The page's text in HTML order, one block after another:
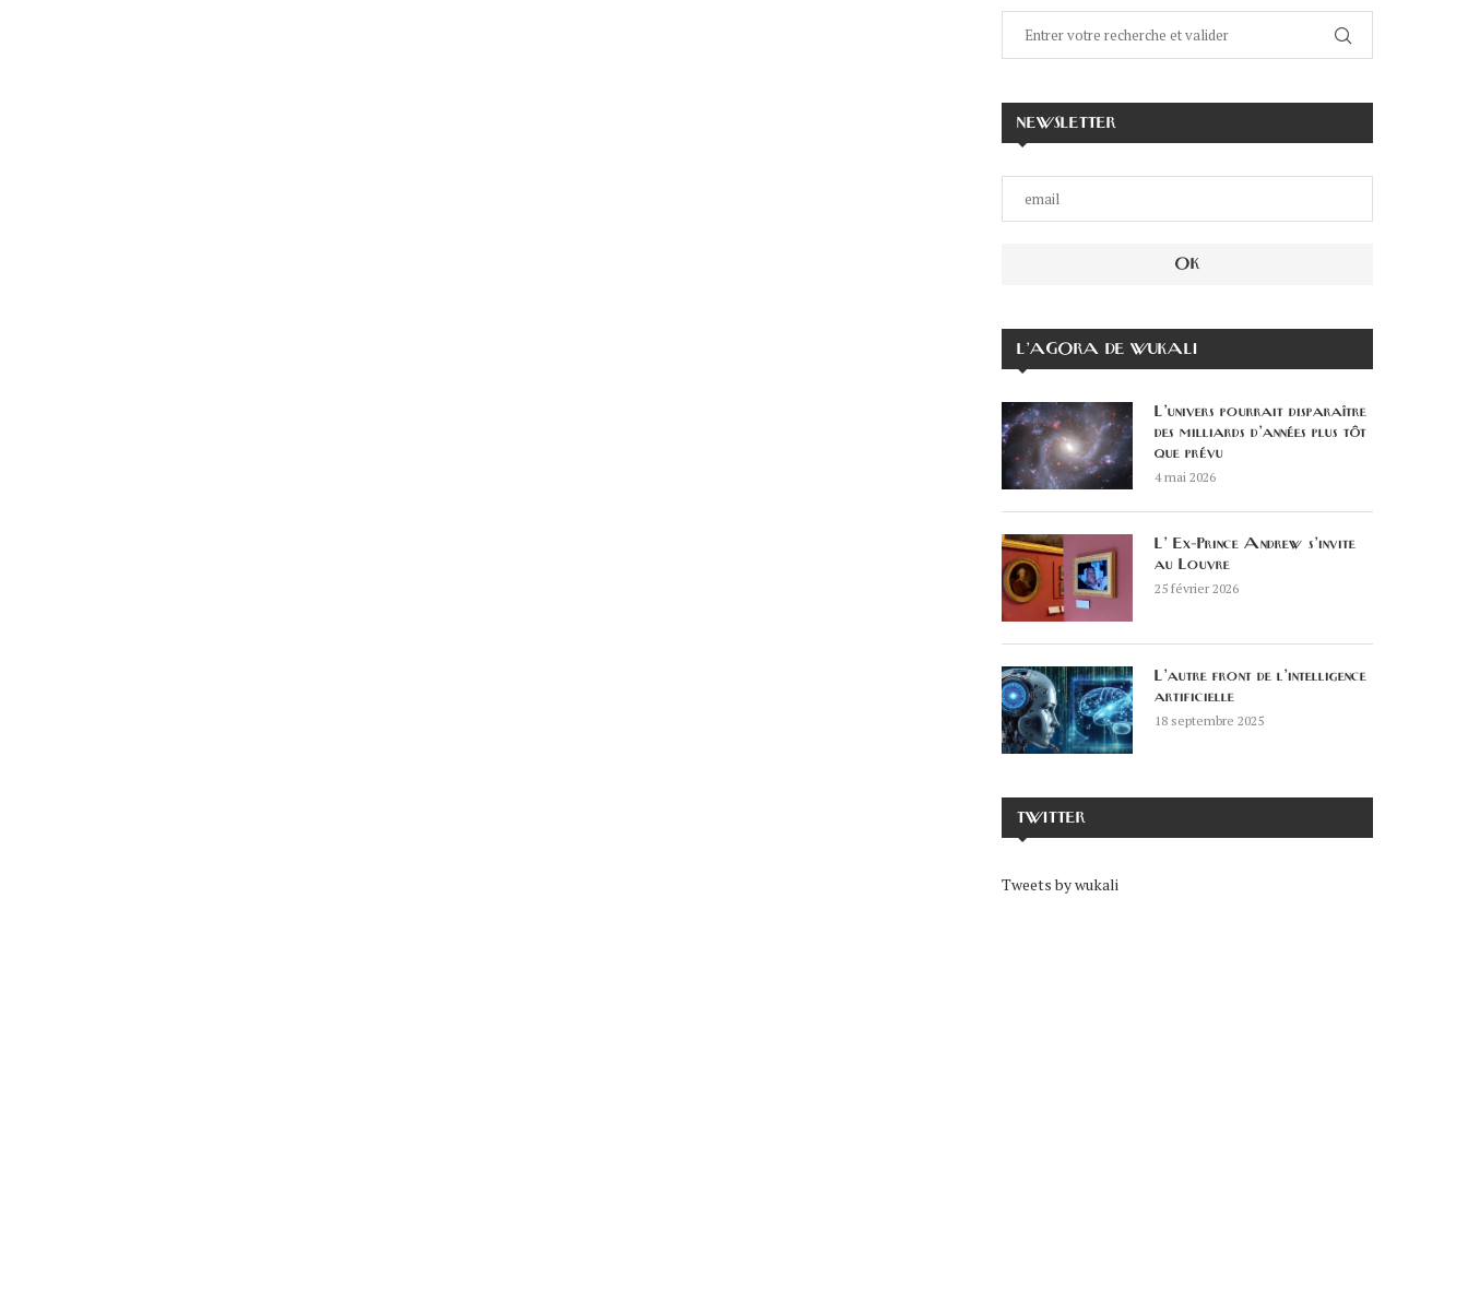
NEWSLETTER
L’AGORA DE WUKALI
L’univers pourrait disparaître
des milliards d’années plus tôt
que prévu
4 mai 2026
L’ Ex-Prince Andrew s’invite
au Louvre
25 février 2026
L’autre front de l’intelligence
artificielle
18 septembre 2025
TWITTER
Tweets by wukali